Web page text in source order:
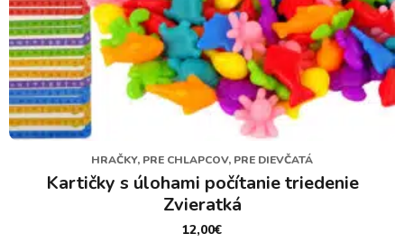
HRAČKY, PRE CHLAPCOV, PRE DIEVČATÁ
Kartičky s úlohami počítanie triedenie
Zvieratká
12,00€